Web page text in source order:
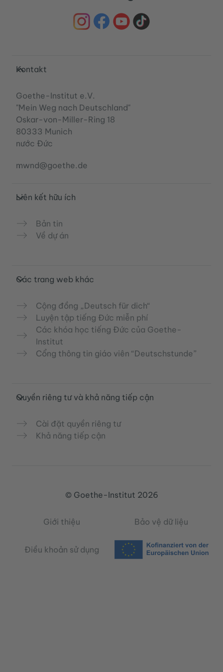
Service- und Informationsbereich
Kontakt
Goethe-Institut e.V.
"Mein Weg nach Deutschland"
Oskar-von-Miller-Ring 18
80333 Munich
nước Đức
mwnd@goethe.de
Liên kết hữu ích
Bản tin
Về dự án
Các trang web khác
Cộng đồng „Deutsch für dich“
Luyện tập tiếng Đức miễn phí
Các khóa học tiếng Đức của Goethe-
Institut
Cổng thông tin giáo viên “Deutschstunde”
Quyền riêng tư và khả năng tiếp cận
Cài đặt quyền riêng tư
Khả năng tiếp cận
© Goethe-Institut 2026
Giới thiệu Bảo vệ dữ liệu
Điều khoản sử dụng